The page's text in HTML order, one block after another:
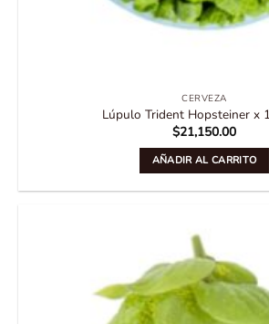
CERVEZA
Lúpulo Trident Hopsteiner x
$21,150.00
AÑADIR AL CARRITO